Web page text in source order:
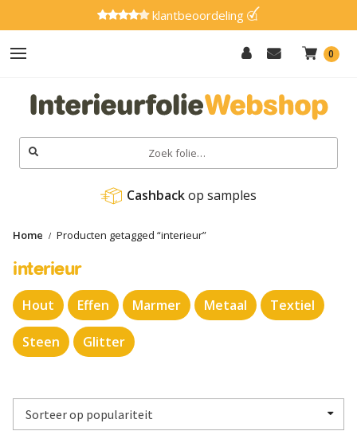
klantbeoordeling
0
Zoeken
naar:
Hout
Effen
Marmer
Glitter
Natuursteen
Textiel
Gereedschap
Advies
Cashback op samples
Home Producten getagged “interieur”
interieur
Hout Effen Marmer Metaal Textiel
Steen Glitter